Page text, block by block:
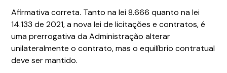
Afirmativa correta. Tanto na lei 8.666 quanto na lei
14.133 de 2021, a nova lei de licitações e contratos, é
uma prerrogativa da Administração alterar
unilateralmente o contrato, mas o equilíbrio contratual
deve ser mantido.